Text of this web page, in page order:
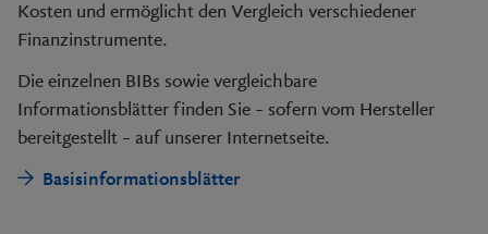
Kosten und ermöglicht den Vergleich verschiedener
Finanzinstrumente.
Die einzelnen BIBs sowie vergleichbare
Informationsblätter finden Sie – sofern vom Hersteller
bereitgestellt – auf unserer Internetseite.
Basisinformationsblätter